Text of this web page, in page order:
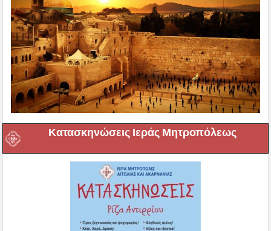
Κατασκηνώσεις Ιεράς Μητροπόλεως